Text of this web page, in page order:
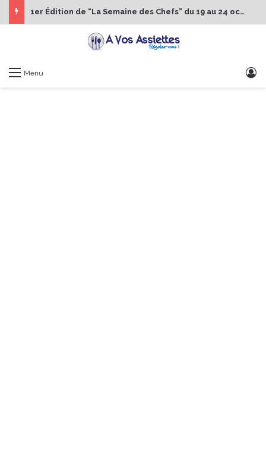
1er Édition de “La Semaine des Chefs” du 19 au 24 octobre 2026
Menu